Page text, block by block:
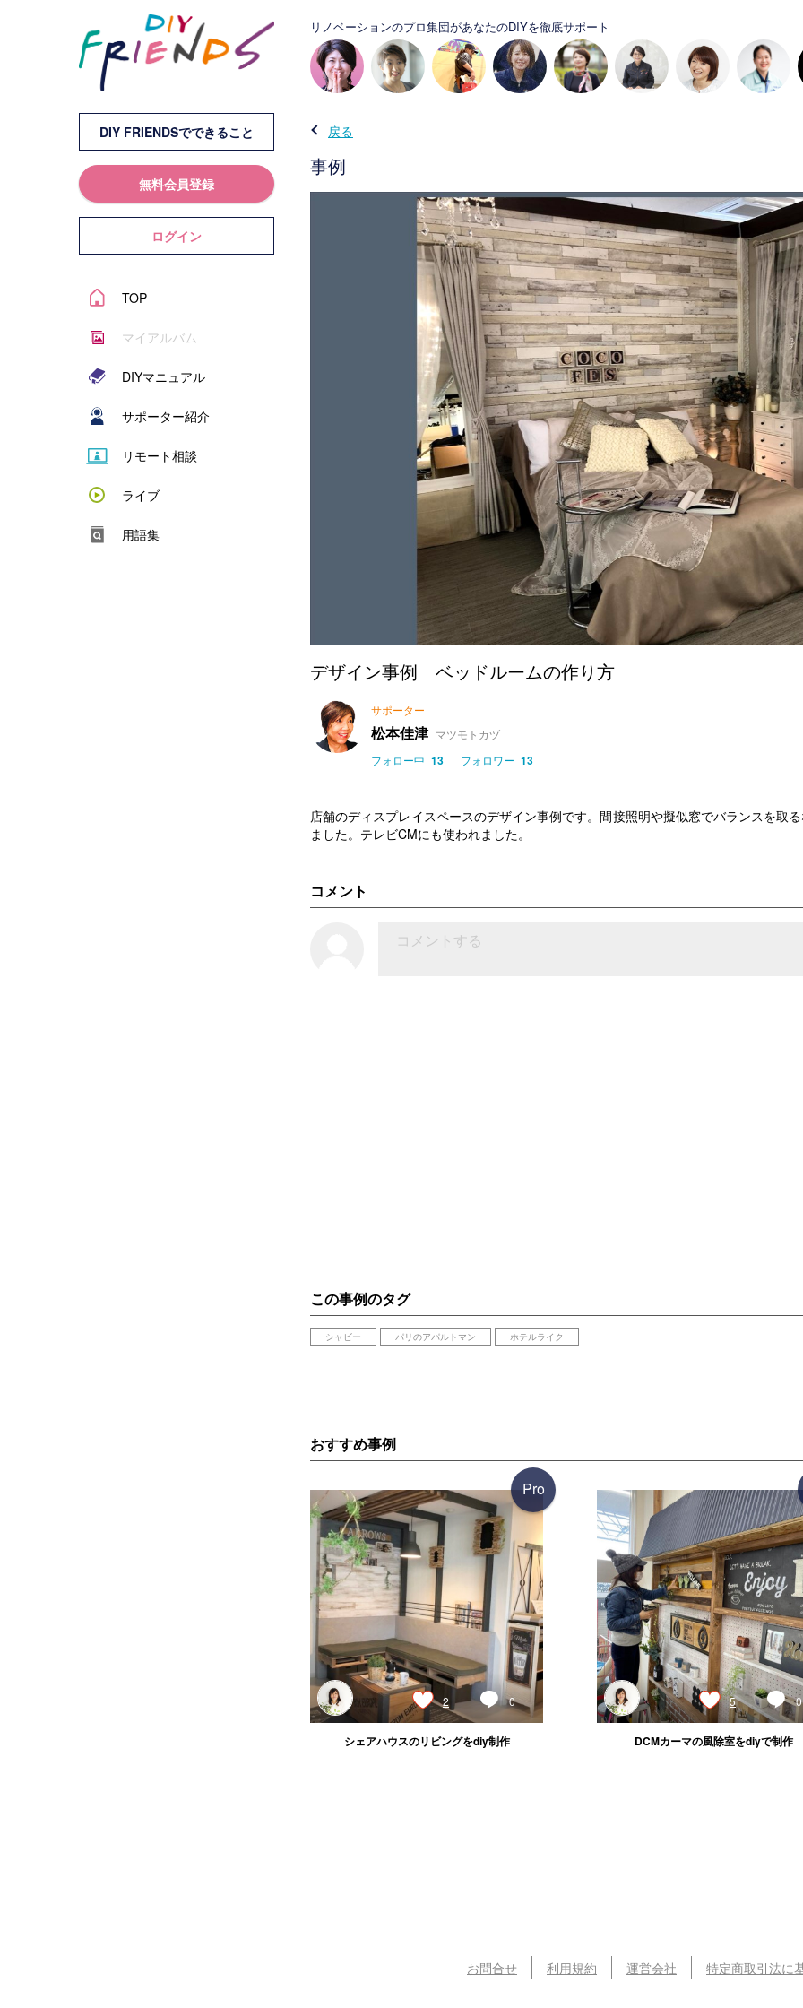
DIY FRIENDSでできること
無料会員登録
ログイン
TOP
マイアルバム
DIYマニュアル
サポーター紹介
リモート相談
ライブ
用語集
リノベーションのプロ集団があなたのDIYを徹底サポート
戻る
事例
デザイン事例 ベッドルームの作り方
サポーター
松本佳津 マツモトカヅ
フォロー中 13 フォロワー 13
店舗のディスプレイスペースのデザイン事例です。間接照明や擬似窓でバランスを取
ました。テレビCMにも使われました。
コメント
この事例のタグ
シャビー パリのアパルトマン ホテルライク
おすすめ事例
Pro
2 0
シェアハウスのリビングをdiy制作
5 0
DCMカーマの風除室をdiyで制作
お問合せ 利用規約 運営会社 特定商取引法に